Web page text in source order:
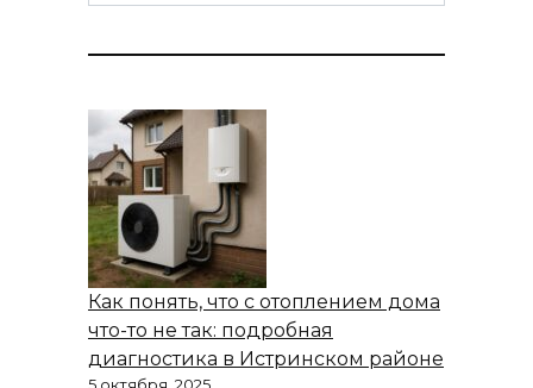
Как понять, что с отоплением дома
что-то не так: подробная
диагностика в Истринском районе